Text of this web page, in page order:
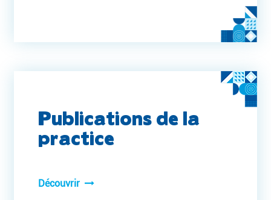
Publications de la
practice
Découvrir